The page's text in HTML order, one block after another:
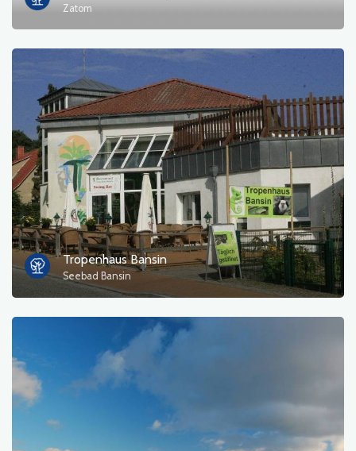
Zatom
Tropenhaus Bansin
Seebad Bansin
Пам'ятник
Історичні церкви
Фотографії
Інший
сортувати
OK